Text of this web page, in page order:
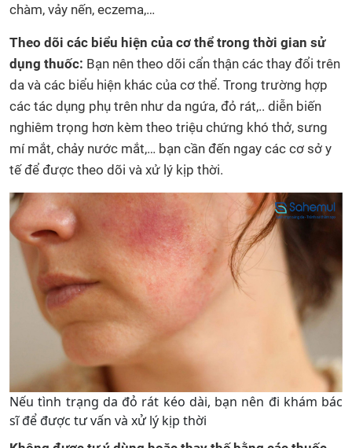
chàm, vảy nến, eczema,…
Theo dõi các biểu hiện của cơ thể trong thời gian sử
dụng thuốc: Bạn nên theo dõi cẩn thận các thay đổi trên
da và các biểu hiện khác của cơ thể. Trong trường hợp
các tác dụng phụ trên như da ngứa, đỏ rát,.. diễn biến
nghiêm trọng hơn kèm theo triệu chứng khó thở, sưng
mí mắt, chảy nước mắt,… bạn cần đến ngay các cơ sở y
tế để được theo dõi và xử lý kịp thời.
Nếu tình trạng da đỏ rát kéo dài, bạn nên đi khám bác
sĩ để được tư vấn và xử lý kịp thời